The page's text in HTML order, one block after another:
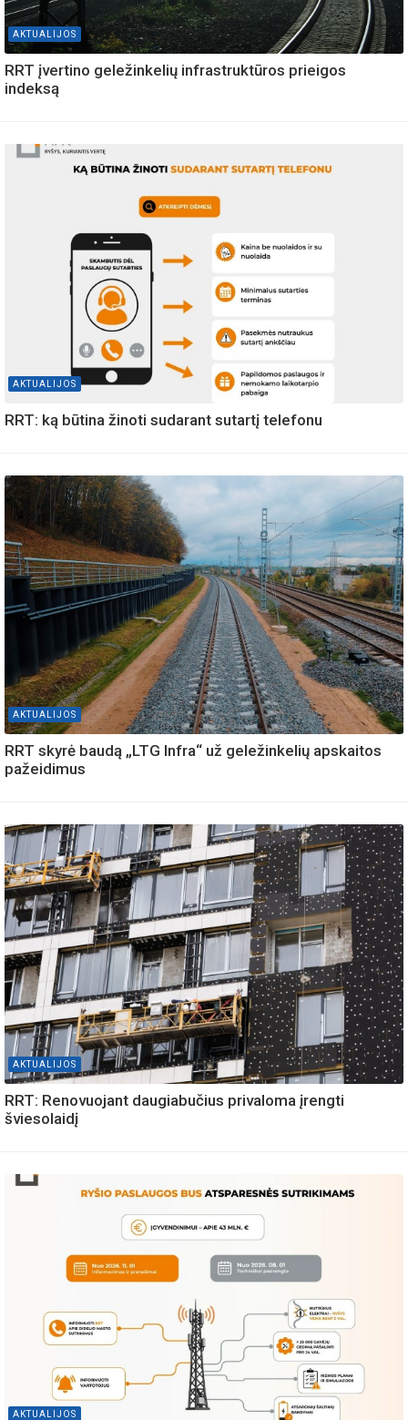
AKTUALIJOS
RRT įvertino geležinkelių infrastruktūros prieigos
indeksą
AKTUALIJOS
RRT: ką būtina žinoti sudarant sutartį telefonu
AKTUALIJOS
RRT skyrė baudą „LTG Infra“ už geležinkelių apskaitos
pažeidimus
AKTUALIJOS
RRT: Renovuojant daugiabučius privaloma įrengti
šviesolaidį
AKTUALIJOS